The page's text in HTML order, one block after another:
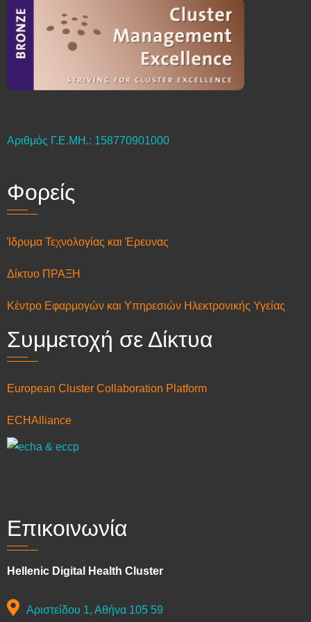
Αριθμός Γ.Ε.ΜΗ.: 158770901000
Φορείς
Ίδρυμα Τεχνολογίας και Έρευνας
Δίκτυο ΠΡΑΞΗ
Κέντρο Εφαρμογών και Υπηρεσιών Ηλεκτρονικής Υγείας
Συμμετοχή σε Δίκτυα
European Cluster Collaboration Platform
ECHAlliance
Επικοινωνία
Hellenic Digital Health Cluster
Αριστείδου 1, Αθήνα 105 59